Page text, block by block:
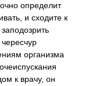
определит
и сходите к
организма
к врачу, он